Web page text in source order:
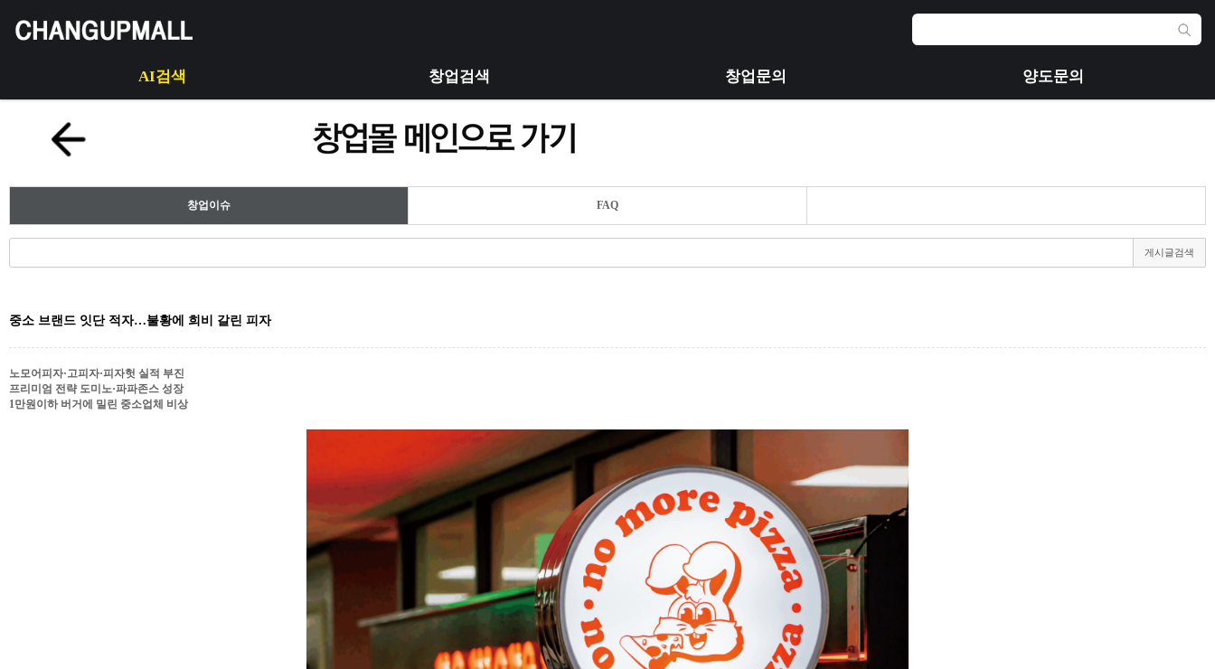
AI검색 창업검색 창업문의 양도문의
창업이슈 FAQ
게시글검색
중소 브랜드 잇단 적자…불황에 희비 갈린 피자
노모어피자·고피자·피자헛 실적 부진
프리미엄 전략 도미노·파파존스 성장
1만원이하 버거에 밀린 중소업체 비상